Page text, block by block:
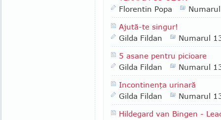
Florentin Popa
Ajută-te singur!
Gilda Fildan
Numarul
5 asane pentru picioare
Gilda Fildan
Numarul
Incontinenţa urinară
Gilda Fildan
Numarul
Hildegard van Bingen -